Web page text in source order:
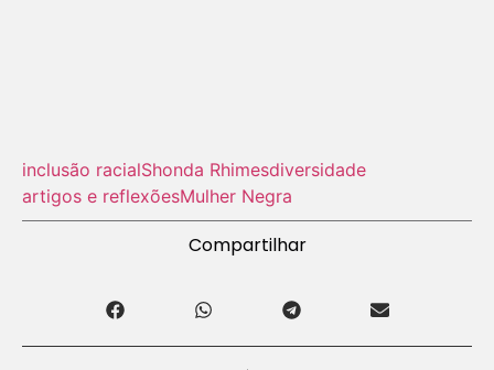
inclusão racialShonda Rhimesdiversidade
artigos e reflexõesMulher Negra
Compartilhar